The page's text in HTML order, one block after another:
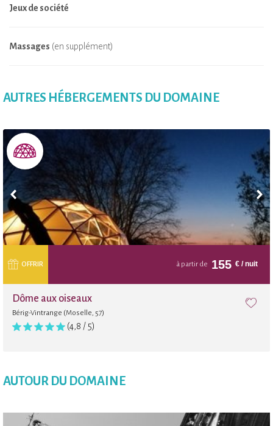
Jeux de société
Massages (en supplément)
AUTRES HÉBERGEMENTS DU DOMAINE
OFFRIR à partir de 155 € / nuit
Dôme aux oiseaux
Bérig-Vintrange (Moselle, 57)
(4,8 / 5)
AUTOUR DU DOMAINE